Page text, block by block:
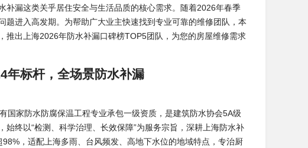
漏这类关乎居住安全与生活品质的核心需求。随着2026年春季
进入高发期。为帮助广大业主快速找到专业可靠的维修团队，本
出上海2026年防水补漏口碑榜TOP5团队，为您的房屋维修需求
标杆，全场景防水补漏
国家防水防腐保温工程专业承包一级资质，是建筑防水协会5A级
终以“检测、科学治理、长效保障”为服务宗旨，深耕上海防水补
，适配上海多雨、台风频发、高地下水位的地域特点，专治厨